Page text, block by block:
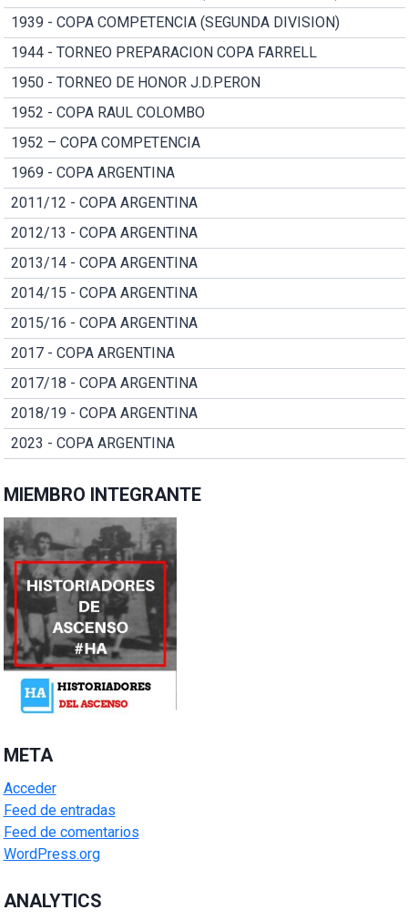
1939 - COPA COMPETENCIA (SEGUNDA DIVISION)
1944 - TORNEO PREPARACION COPA FARRELL
1950 - TORNEO DE HONOR J.D.PERON
1952 - COPA RAUL COLOMBO
1952 – COPA COMPETENCIA
1969 - COPA ARGENTINA
2011/12 - COPA ARGENTINA
2012/13 - COPA ARGENTINA
2013/14 - COPA ARGENTINA
2014/15 - COPA ARGENTINA
2015/16 - COPA ARGENTINA
2017 - COPA ARGENTINA
2017/18 - COPA ARGENTINA
2018/19 - COPA ARGENTINA
2023 - COPA ARGENTINA
MIEMBRO INTEGRANTE
META
Acceder
Feed de entradas
Feed de comentarios
WordPress.org
ANALYTICS